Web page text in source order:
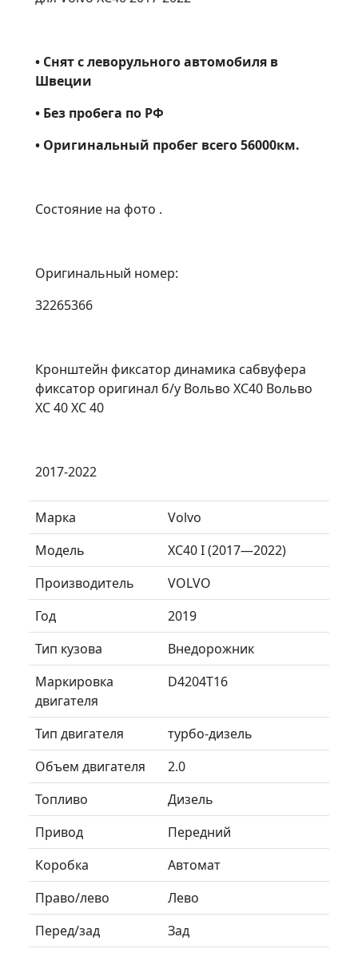
• Снят с леворульного автомобиля в
Швеции
• Без пробега по РФ
• Оригинальный пробег всего 56000км.
Состояние на фото .
Оригинальный номер:
32265366
Кронштейн фиксатор динамика сабвуфера
фиксатор оригинал б/у Вольво ХС40 Вольво
XC 40 ХС 40
2017-2022
Марка
Volvo
Модель
XC40 I (2017—2022)
Производитель
VOLVO
Год
2019
Тип кузова
Внедорожник
Маркировка
двигателя
D4204T16
Тип двигателя
турбо-дизель
Объем двигателя
2.0
Топливо
Дизель
Привод
Передний
Коробка
Автомат
Право/лево
Лево
Перед/зад
Зад